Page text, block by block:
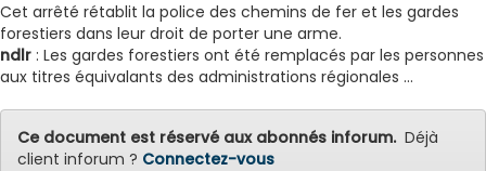
Cet arrêté rétablit la police des chemins de fer et les gardes
forestiers dans leur droit de porter une arme.
ndlr : Les gardes forestiers ont été remplacés par les personnes
aux titres équivalants des administrations régionales ...
Ce document est réservé aux abonnés inforum.Déjà
client inforum ? Connectez-vous